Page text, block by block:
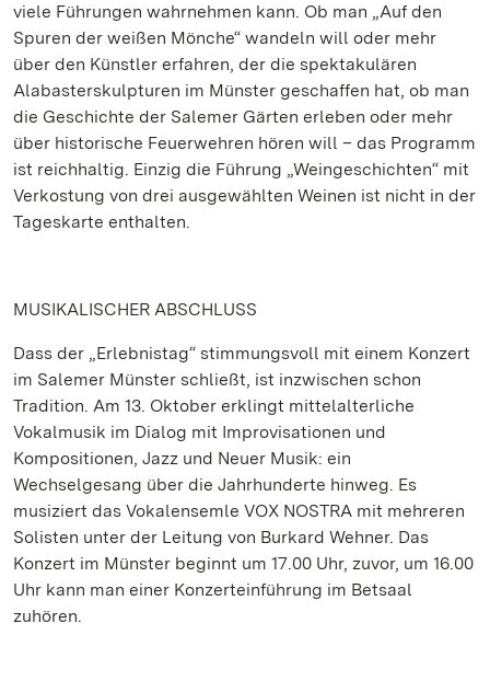
viele Führungen wahrnehmen kann. Ob man „Auf den
Spuren der weißen Mönche“ wandeln will oder mehr
über den Künstler erfahren, der die spektakulären
Alabasterskulpturen im Münster geschaffen hat, ob man
die Geschichte der Salemer Gärten erleben oder mehr
über historische Feuerwehren hören will – das Programm
ist reichhaltig. Einzig die Führung „Weingeschichten“ mit
Verkostung von drei ausgewählten Weinen ist nicht in der
Tageskarte enthalten.
MUSIKALISCHER ABSCHLUSS
Dass der „Erlebnistag“ stimmungsvoll mit einem Konzert
im Salemer Münster schließt, ist inzwischen schon
Tradition. Am 13. Oktober erklingt mittelalterliche
Vokalmusik im Dialog mit Improvisationen und
Kompositionen, Jazz und Neuer Musik: ein
Wechselgesang über die Jahrhunderte hinweg. Es
musiziert das Vokalensemle VOX NOSTRA mit mehreren
Solisten unter der Leitung von Burkard Wehner. Das
Konzert im Münster beginnt um 17.00 Uhr, zuvor, um 16.00
Uhr kann man einer Konzerteinführung im Betsaal
zuhören.